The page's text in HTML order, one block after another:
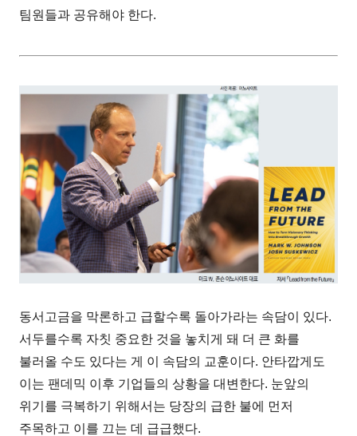
팀원들과 공유해야 한다.
동서고금을 막론하고 급할수록 돌아가라는 속담이 있다.
서두를수록 자칫 중요한 것을 놓치게 돼 더 큰 화를
불러올 수도 있다는 게 이 속담의 교훈이다. 안타깝게도
이는 팬데믹 이후 기업들의 상황을 대변한다. 눈앞의
위기를 극복하기 위해서는 당장의 급한 불에 먼저
주목하고 이를 끄는 데 급급했다.